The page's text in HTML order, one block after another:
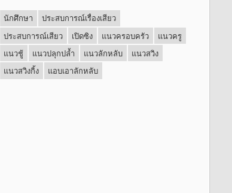
นักศึกษา
ประสบการณ์เรื่องเสียว
ประสบการณ์เสียว
เปิดซิง แนวครอบครัว
แนวครู
แนวชู้
แนวปลุกปล้ำ แนวลักหลับ
แนวสวิง
แนวสวิงกิ้ง
แอบเอาลักหลับ